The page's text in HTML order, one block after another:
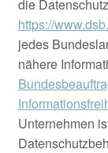
die
https://
jedes
nähere
Unternehmen